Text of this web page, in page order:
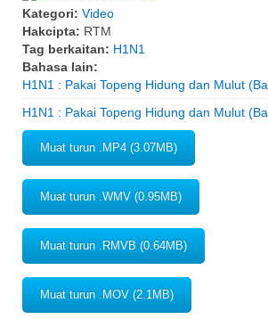
Kategori: Video
Hakcipta: RTM
Tag berkaitan: H1N1
Bahasa lain:
H1N1 : Pakai Topeng Hidung dan Mulut
H1N1 : Pakai Topeng Hidung dan Mulut
Muat turun .MP4 (3.07MB)
Muat turun .WMV (0.95MB)
Muat turun .RMVB (0.64MB)
Muat turun .MOV (2.1MB)